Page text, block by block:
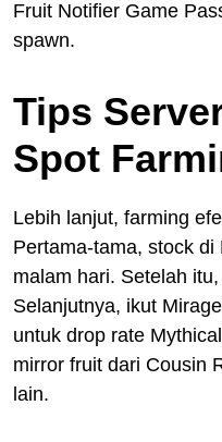
Fruit Notifier Game
spawn.
Tips
Spot
Lebih lanjut, farming
Pertama-tama, stock
malam hari. Setelah
Selanjutnya, ikut
untuk drop rate
mirror fruit dari Cousin
lain.